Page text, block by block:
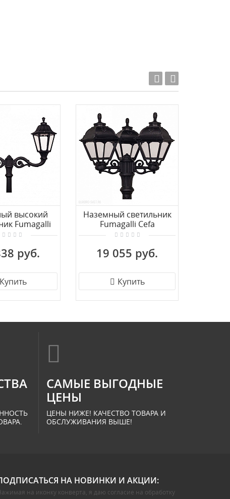
высокий
Fumagalli
руб.
Купить
Наземный светильник
Fumagalli Cefa
U23.156.S30.AXE27
19 055 руб.
Купить
САМЫЕ ВЫГОДНЫЕ
ЦЕНЫ
ЦЕНЫ НИЖЕ! КАЧЕСТВО ТОВАРА И
ОБСЛУЖИВАНИЯ ВЫШЕ!
НА НОВИНКИ И АКЦИИ:
на иконку конверта, я даю согласие на обработку